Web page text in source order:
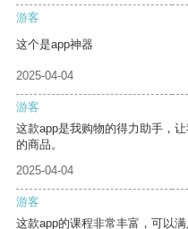
游客
这个是app神器
2025-04-04
游客
这款app是我购物的得力助手，
的商品。
2025-04-04
游客
这款app的课程非常丰富，可以